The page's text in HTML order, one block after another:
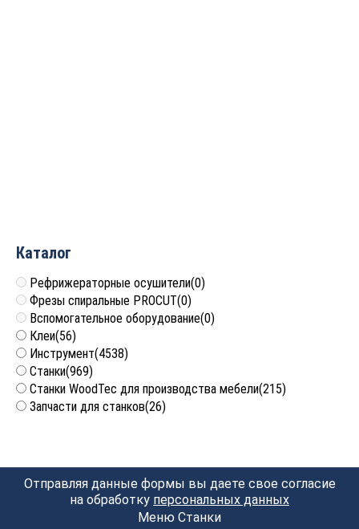
Каталог
Рефрижераторные осушители(0)
Фрезы спиральные PROCUT(0)
Вспомогательное оборудование(0)
Клеи(56)
Инструмент(4538)
Станки(969)
Станки WoodTec для производства мебели(215)
Запчасти для станков(26)
Отправляя данные формы вы даете свое согласие
на обработку персональных данных
Меню Станки